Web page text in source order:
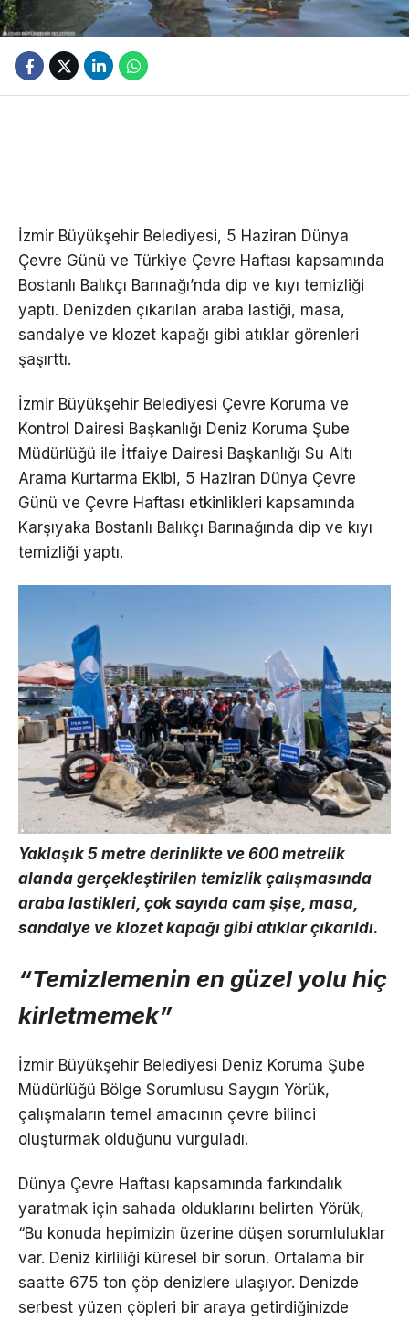
İzmir Büyükşehir Belediyesi, 5 Haziran Dünya
Çevre Günü ve Türkiye Çevre Haftası kapsamında
Bostanlı Balıkçı Barınağı’nda dip ve kıyı temizliği
yaptı. Denizden çıkarılan araba lastiği, masa,
sandalye ve klozet kapağı gibi atıklar görenleri
şaşırttı.
İzmir Büyükşehir Belediyesi Çevre Koruma ve
Kontrol Dairesi Başkanlığı Deniz Koruma Şube
Müdürlüğü ile İtfaiye Dairesi Başkanlığı Su Altı
Arama Kurtarma Ekibi, 5 Haziran Dünya Çevre
Günü ve Çevre Haftası etkinlikleri kapsamında
Karşıyaka Bostanlı Balıkçı Barınağında dip ve kıyı
temizliği yaptı.
Yaklaşık 5 metre derinlikte ve 600 metrelik
alanda gerçekleştirilen temizlik çalışmasında
araba lastikleri, çok sayıda cam şişe, masa,
sandalye ve klozet kapağı gibi atıklar çıkarıldı.
“Temizlemenin en güzel yolu hiç
kirletmemek”
İzmir Büyükşehir Belediyesi Deniz Koruma Şube
Müdürlüğü Bölge Sorumlusu Saygın Yörük,
çalışmaların temel amacının çevre bilinci
oluşturmak olduğunu vurguladı.
Dünya Çevre Haftası kapsamında farkındalık
yaratmak için sahada olduklarını belirten Yörük,
“Bu konuda hepimizin üzerine düşen sorumluluklar
var. Deniz kirliliği küresel bir sorun. Ortalama bir
saatte 675 ton çöp denizlere ulaşıyor. Denizde
serbest yüzen çöpleri bir araya getirdiğinizde